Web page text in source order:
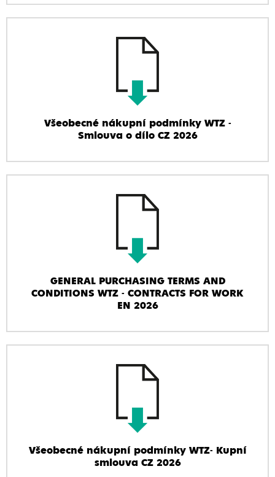
Všeobecné nákupní podmínky WTZ -
Smlouva o dílo CZ 2026
GENERAL PURCHASING TERMS AND
CONDITIONS WTZ - CONTRACTS FOR WORK
EN 2026
Všeobecné nákupní podmínky WTZ- Kupní
smlouva CZ 2026